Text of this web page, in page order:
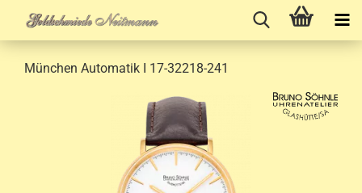
München Automatik I 17-32218-241